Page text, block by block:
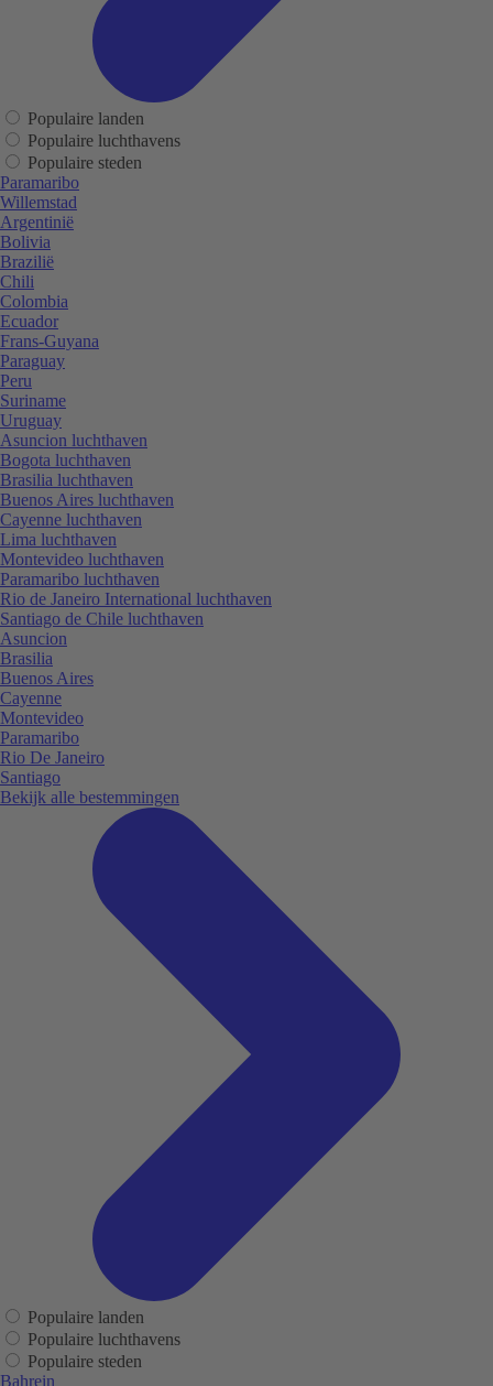
Populaire landen
Populaire luchthavens
Populaire steden
Paramaribo
Willemstad
Argentinië
Bolivia
Brazilië
Chili
Colombia
Ecuador
Frans-Guyana
Paraguay
Peru
Suriname
Uruguay
Asuncion luchthaven
Bogota luchthaven
Brasilia luchthaven
Buenos Aires luchthaven
Cayenne luchthaven
Lima luchthaven
Montevideo luchthaven
Paramaribo luchthaven
Rio de Janeiro International luchthaven
Santiago de Chile luchthaven
Asuncion
Brasilia
Buenos Aires
Cayenne
Montevideo
Paramaribo
Rio De Janeiro
Santiago
Bekijk alle bestemmingen
Populaire landen
Populaire luchthavens
Populaire steden
Bahrein